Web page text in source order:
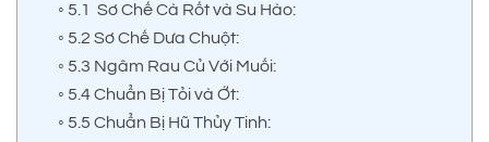
5.1 Sơ Chế Cà Rốt và Su Hào:
5.2 Sơ Chế Dưa Chuột:
5.3 Ngâm Rau Củ Với Muối:
5.4 Chuẩn Bị Tỏi và Ớt:
5.5 Chuẩn Bị Hũ Thủy Tinh: